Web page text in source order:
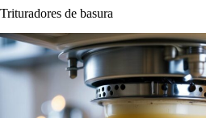
Trituradores de basura